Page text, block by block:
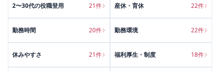
2〜30代の役職登用 21件 産休・育休 22件
勤務時間 20件 勤務環境 22件
休みやすさ 21件 福利厚生・制度 18件